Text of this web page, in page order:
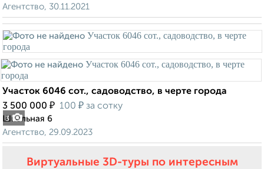
Агентство, 30.11.2021
3
Участок 6046 сот., садоводство, в черте города
3 500 000 ₽ 100 ₽ за сотку
Школьная 6
Агентство, 29.09.2023
Виртуальные 3D-туры по интересным